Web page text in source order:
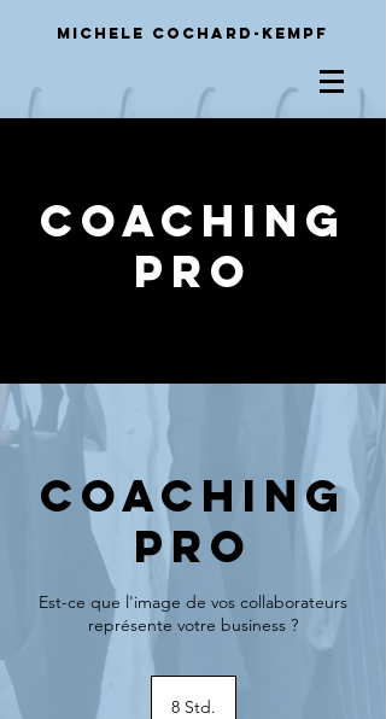
Michele Cochard-Kempf
Coaching
pro
Coaching
pro
Est-ce que l'image de vos collaborateurs
représente votre business ?
8 Std.